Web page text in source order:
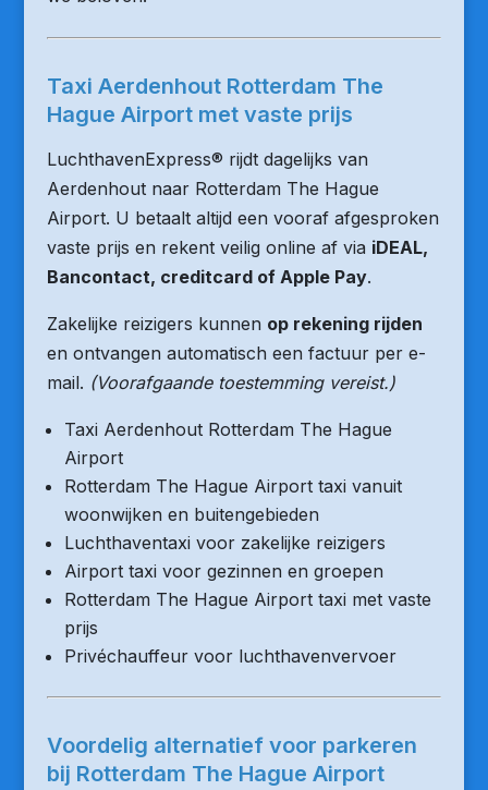
Taxi Aerdenhout Rotterdam The
Hague Airport met vaste prijs
LuchthavenExpress® rijdt dagelijks van
Aerdenhout naar Rotterdam The Hague
Airport. U betaalt altijd een vooraf afgesproken
vaste prijs en rekent veilig online af via iDEAL,
Bancontact, creditcard of Apple Pay.
Zakelijke reizigers kunnen op rekening rijden
en ontvangen automatisch een factuur per e-
mail. (Voorafgaande toestemming vereist.)
Taxi Aerdenhout Rotterdam The Hague
Airport
Rotterdam The Hague Airport taxi vanuit
woonwijken en buitengebieden
Luchthaventaxi voor zakelijke reizigers
Airport taxi voor gezinnen en groepen
Rotterdam The Hague Airport taxi met vaste
prijs
Privéchauffeur voor luchthavenvervoer
Voordelig alternatief voor parkeren
bij Rotterdam The Hague Airport